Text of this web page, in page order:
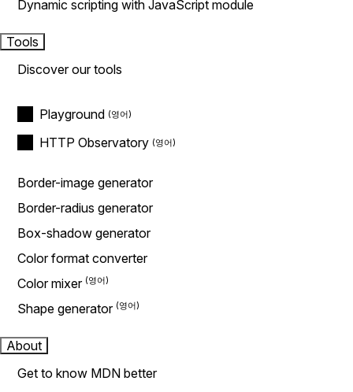
Dynamic scripting with JavaScript module
Tools
Discover our tools
Playground
HTTP Observatory
Border-image generator
Border-radius generator
Box-shadow generator
Color format converter
Color mixer
Shape generator
About
Get to know MDN better